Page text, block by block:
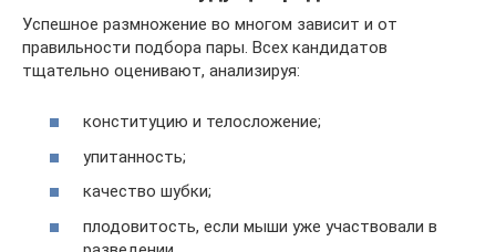
Успешное размножение во многом зависит и от
правильности подбора пары. Всех кандидатов
тщательно оценивают, анализируя:
конституцию и телосложение;
упитанность;
качество шубки;
плодовитость, если мыши уже участвовали в